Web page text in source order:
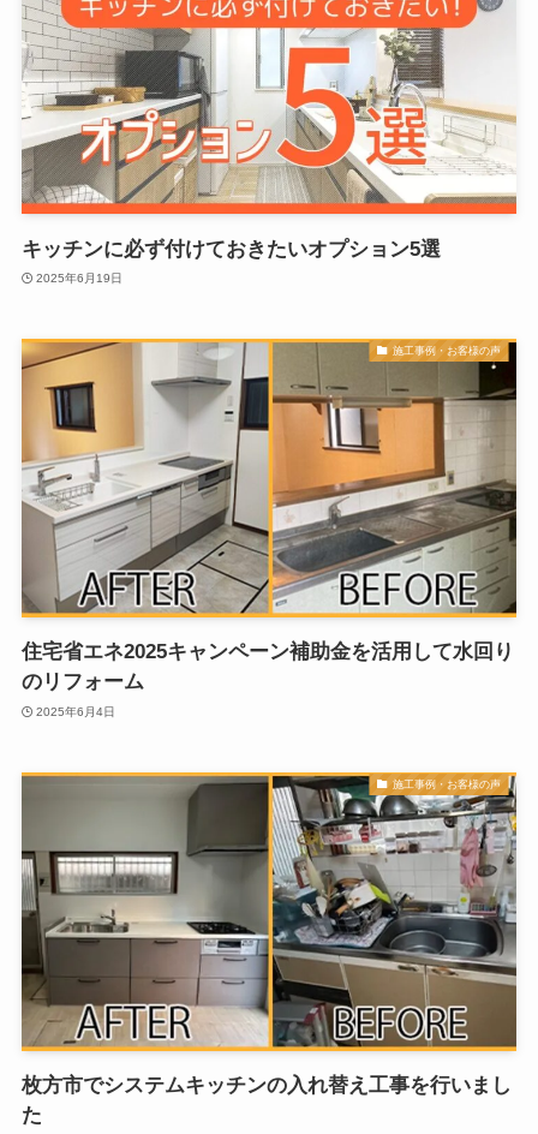
キッチンに必ず付けておきたいオプション5選
2025年6月19日
施工事例・お客様の声
住宅省エネ2025キャンペーン補助金を活用して水回り
のリフォーム
2025年6月4日
施工事例・お客様の声
枚方市でシステムキッチンの入れ替え工事を行いまし
た